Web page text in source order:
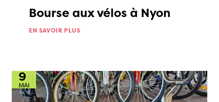
Bourse aux vélos à Nyon
EN SAVOIR PLUS
9
MAI